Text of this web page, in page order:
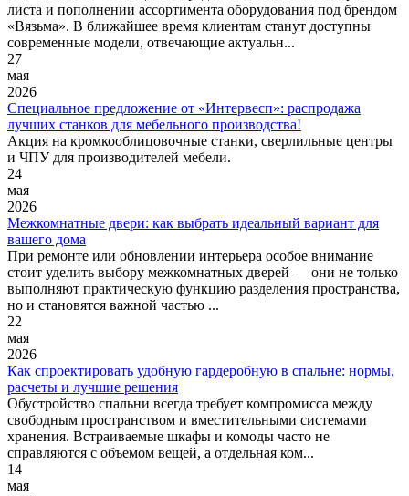
листа и пополнении ассортимента оборудования под брендом
«Вязьма». В ближайшее время клиентам станут доступны
современные модели, отвечающие актуальн...
27
мая
2026
Специальное предложение от «Интервесп»: распродажа
лучших станков для мебельного производства!
Акция на кромкооблицовочные станки, сверлильные центры
и ЧПУ для производителей мебели.
24
мая
2026
Межкомнатные двери: как выбрать идеальный вариант для
вашего дома
При ремонте или обновлении интерьера особое внимание
стоит уделить выбору межкомнатных дверей — они не только
выполняют практическую функцию разделения пространства,
но и становятся важной частью ...
22
мая
2026
Как спроектировать удобную гардеробную в спальне: нормы,
расчеты и лучшие решения
Обустройство спальни всегда требует компромисса между
свободным пространством и вместительными системами
хранения. Встраиваемые шкафы и комоды часто не
справляются с объемом вещей, а отдельная ком...
14
мая